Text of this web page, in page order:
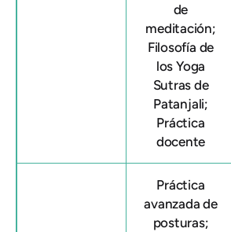
de
meditación;
Filosofía de
los Yoga
Sutras de
Patanjali;
Práctica
docente
Práctica
avanzada de
posturas;